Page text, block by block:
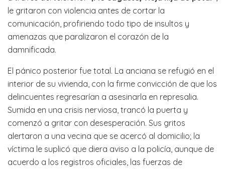
le gritaron con violencia antes de cortar la
comunicación, profiriendo todo tipo de insultos y
amenazas que paralizaron el corazón de la
damnificada.
El pánico posterior fue total. La anciana se refugió en el
interior de su vivienda, con la firme convicción de que los
delincuentes regresarían a asesinarla en represalia.
Sumida en una crisis nerviosa, trancó la puerta y
comenzó a gritar con desesperación. Sus gritos
alertaron a una vecina que se acercó al domicilio; la
víctima le suplicó que diera aviso a la policía, aunque de
acuerdo a los registros oficiales, las fuerzas de